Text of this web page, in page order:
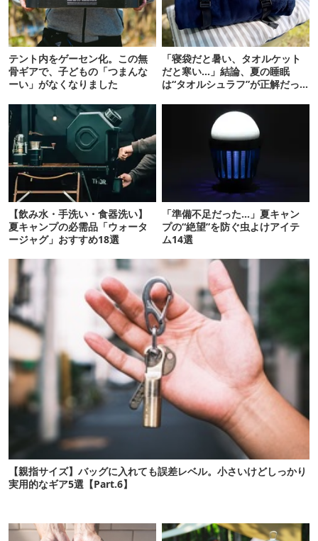
テント内をゲーセン化。この無
骨ギアで、子どもの「つまんな
ーい」がなくなりました
「寝袋だと暑い、タオルケット
だと寒い…」結論、夏の睡眠
は“タオルシュラフ”が正解だっ
【飲み水・手洗い・食器洗い】
夏キャンプの必需品「ウォータ
ージャグ」おすすめ18選
「準備不足だった…」夏キャン
プの“絶望”を防ぐ虫よけアイテ
ム14選
【親指サイズ】バッグに入れても誤差レベル。小さいけどしっかり
実用的なギア5選【Part.6】